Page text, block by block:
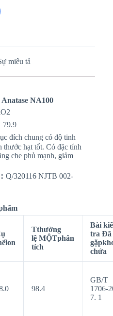
miêu tả
NA100
79.9
đích chung có độ tinh
thước hạt tốt. Có đặc tính
che phủ mạnh, giảm
Q/320116 NJTB 002-
ion
Tthường
lệ MỘTphân
tích
Bài
tra Đã
gặp
chứa
98.4
GB/T
1706-
7. 1